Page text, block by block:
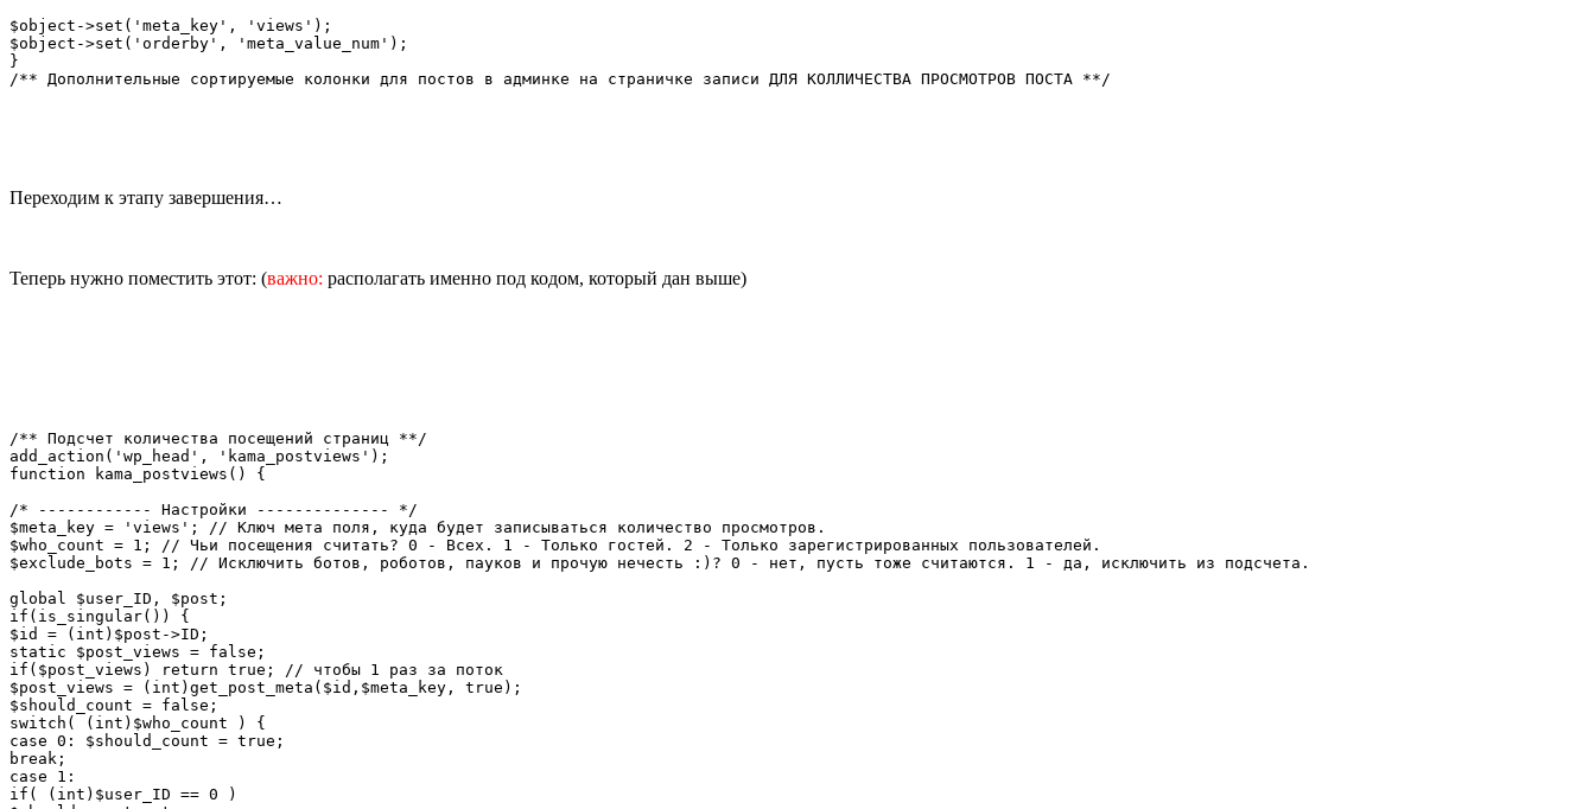
$object->set('meta_key', 'views');
$object->set('orderby', 'meta_value_num');
}
/** Дополнительные сортируемые колонки для постов в админке на страничке записи ДЛЯ КОЛЛИЧЕСТВА ПРОСМОТРОВ ПОСТА **/
Переходим к этапу завершения…
Теперь нужно поместить этот: (важно: располагать именно под кодом, который дан выше)
/** Подсчет количества посещений страниц **/
add_action('wp_head', 'kama_postviews');
function kama_postviews() {
/* ------------ Настройки -------------- */
$meta_key = 'views'; // Ключ мета поля, куда будет записываться количество просмотров.
$who_count = 1; // Чьи посещения считать? 0 - Всех. 1 - Только гостей. 2 - Только зарегистрированных пользователей.
$exclude_bots = 1; // Исключить ботов, роботов, пауков и прочую нечесть :)? 0 - нет, пусть тоже считаются. 1 - да, исключить из подсчета.
global $user_ID, $post;
if(is_singular()) {
$id = (int)$post->ID;
static $post_views = false;
if($post_views) return true; // чтобы 1 раз за поток
$post_views = (int)get_post_meta($id,$meta_key, true);
$should_count = false;
switch( (int)$who_count ) {
case 0: $should_count = true;
break;
case 1:
if( (int)$user_ID == 0 )